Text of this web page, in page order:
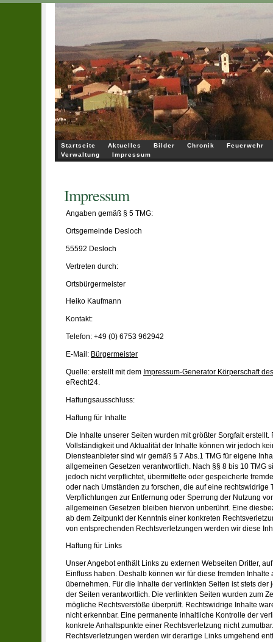
Startseite Aktuelles Bilder Chronik
Feuerwehr
Verwaltung
Impressum
Impressum
Angaben gemäß § 5 TMG:
Ortsgemeinde Desloch
55592 Desloch
Vertreten durch:
Ortsbürgermeister
Heiko Kaufmann
Kontakt:
Telefon: +49 (0) 6753 962942
E-Mail: Bürgermeister
Quelle: erstellt mit dem Impressum-Generator Körperschaft
eRecht24.
Haftungsausschluss:
Haftung für Inhalte
Die Inhalte unserer Seiten wurden mit größter Sorgfalt erstellt.
Vollständigkeit und Aktualität der Inhalte können wir jedoch
Diensteanbieter sind wir gemäß § 7 Abs.1 TMG für eigene
allgemeinen Gesetzen verantwortlich. Nach §§ 8 bis 10 TMG
jedoch nicht verpflichtet, übermittelte oder gespeicherte
oder nach Umständen zu forschen, die auf eine rechtswidrige
Verpflichtungen zur Entfernung oder Sperrung der Nutzung
allgemeinen Gesetzen bleiben hiervon unberührt. Eine
ab dem Zeitpunkt der Kenntnis einer konkreten
von entsprechenden Rechtsverletzungen werden wir diese
Haftung für Links
Unser Angebot enthält Links zu externen Webseiten Dritter,
Einfluss haben. Deshalb können wir für diese fremden Inhalte
übernehmen. Für die Inhalte der verlinkten Seiten ist stets
der Seiten verantwortlich. Die verlinkten Seiten wurden zum
mögliche Rechtsverstöße überprüft. Rechtswidrige Inhalte
nicht erkennbar. Eine permanente inhaltliche Kontrolle der
konkrete Anhaltspunkte einer Rechtsverletzung nicht
Rechtsverletzungen werden wir derartige Links umgehend